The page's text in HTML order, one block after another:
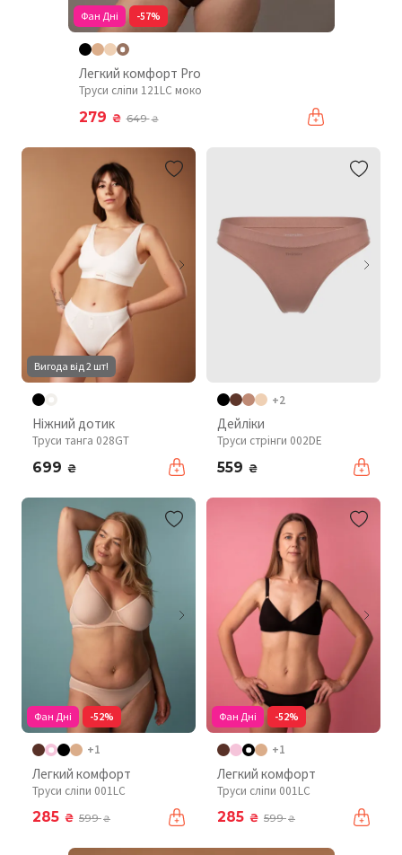
Фан Дні -57%
Легкий комфорт Pro
Труси сліпи 121LC моко
279 ₴ 649₴
Вигода від 2 шт!
Ніжний дотик
Труси танга 028GT
699 ₴
+2
Дейліки
Труси стрінги 002DE
559 ₴
Фан Дні -52%
+1
Легкий комфорт
Труси сліпи 001LC
285 ₴ 599₴
Фан Дні -52%
+1
Легкий комфорт
Труси сліпи 001LC
285 ₴ 599₴